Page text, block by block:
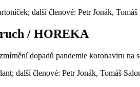
další členové: Petr Jonák,
/ HOREKA
dopadů pandemie koronaviru
další členové: Petr Jonák, Tomáš